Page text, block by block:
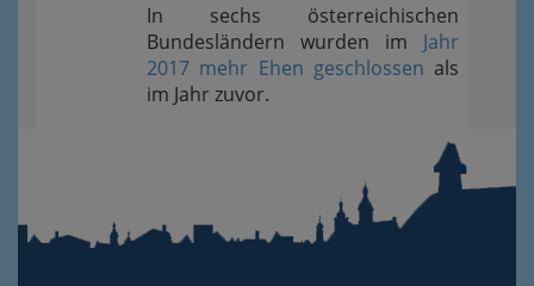
In sechs österreichischen
Bundesländern wurden im Jahr
2017 mehr Ehen geschlossen als
im Jahr zuvor.